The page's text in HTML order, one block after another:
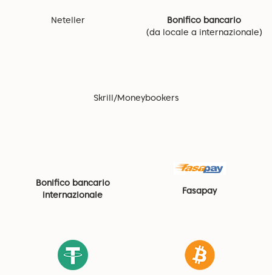
Neteller
Bonifico bancario
(da locale a internazionale)
Skrill/Moneybookers
Bonifico bancario
internazionale
Fasapay